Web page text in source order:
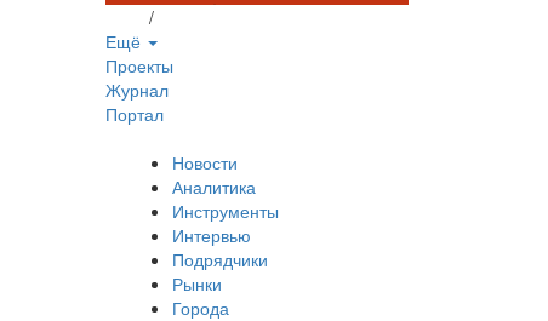
/
Ещё
Проекты
Журнал
Портал
Новости
Аналитика
Инструменты
Интервью
Подрядчики
Рынки
Города